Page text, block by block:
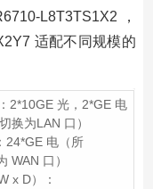
L8T3TS1X2，
适配不同规模的
2*10GE 光，2*GE 电
换为LAN 口）
24*GE 电（所
WAN 口）
x D）：